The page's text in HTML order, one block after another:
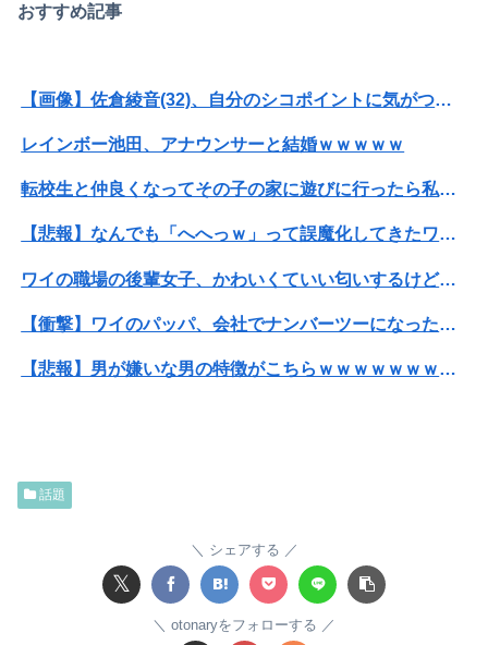
おすすめ記事
【画像】佐倉綾音(32)、自分のシコポイントに気がつくwwwwwww
レインボー池田、アナウンサーと結婚ｗｗｗｗｗ
転校生と仲良くなってその子の家に遊びに行ったら私が小さい頃に撮った写真があった
【悲報】なんでも「へへっｗ」って誤魔化してきたワイの末路がこちらｗｗｗｗｗｗｗｗｗｗ
ワイの職場の後輩女子、かわいくていい匂いするけどマジでとんでもなく無能
【衝撃】ワイのパッパ、会社でナンバーツーになった結果ｗｗｗｗｗｗｗｗｗｗ
【悲報】男が嫌いな男の特徴がこちらｗｗｗｗｗｗｗｗｗｗ
話題
シェアする
𝕏
otonaryをフォローする